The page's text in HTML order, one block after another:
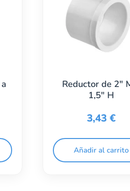
Reductor de 2″
1,5″ H
3,43€
Añadir al carrito